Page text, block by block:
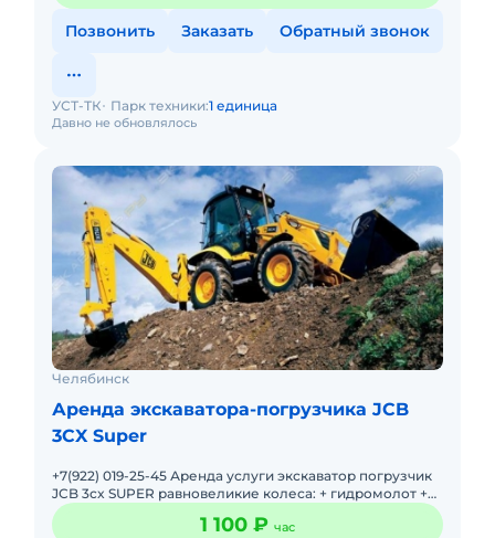
Позвонить Заказать Обратный звонок
Давно не обновлялось
УСТ-ТК Парк техники:1 единица
Челябинск
Аренда экскаватора-погрузчика JCB
3CX Super
+7(922) 019-25-45 Аренда услуги экскаватор погрузчик
JCB 3cx SUPER равновеликие колеса: + гидромолот +
вилы + трамбовка + узкий ковш 300 мм, 400 мм +
ямобур.
1 100 ₽ час